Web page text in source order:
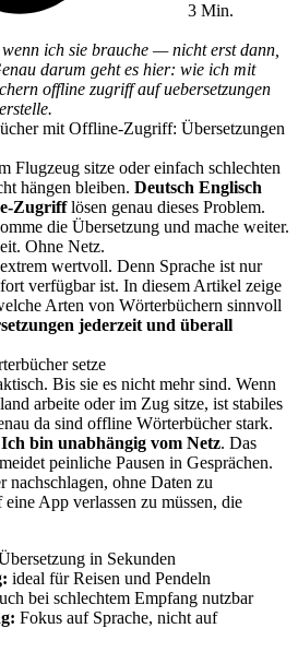
3 Min.
ich sie brauche — nicht erst dann,
darum geht es hier: wie ich mit
offline zugriff auf uebersetzungen
mit Offline-Zugriff: Übersetzungen
Flugzeug sitze oder einfach schlechten
hängen bleiben. Deutsch Englisch
Zugrifflösen genau dieses Problem.
die Übersetzung und mache weiter.
Ohne Netz.
wertvoll. Denn Sprache ist nur
verfügbar ist. In diesem Artikel zeige
Arten von Wörterbüchern sinnvoll
jederzeit und überall
setze
Bis sie es nicht mehr sind. Wenn
arbeite oder im Zug sitze, ist stabiles
da sind offline Wörterbücher stark.
Ich bin unabhängig vom Netz. Das
peinliche Pausen in Gesprächen.
ohne Daten zu
App verlassen zu müssen, die
in Sekunden
ideal für Reisen und Pendeln
bei schlechtem Empfang nutzbar
Fokus auf Sprache, nicht auf